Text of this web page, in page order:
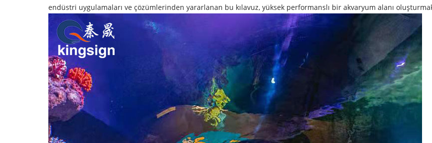
endüstri uygulamaları ve çözümlerinden yararlanan bu kılavuz, yüksek performanslı bir akvaryum alanı